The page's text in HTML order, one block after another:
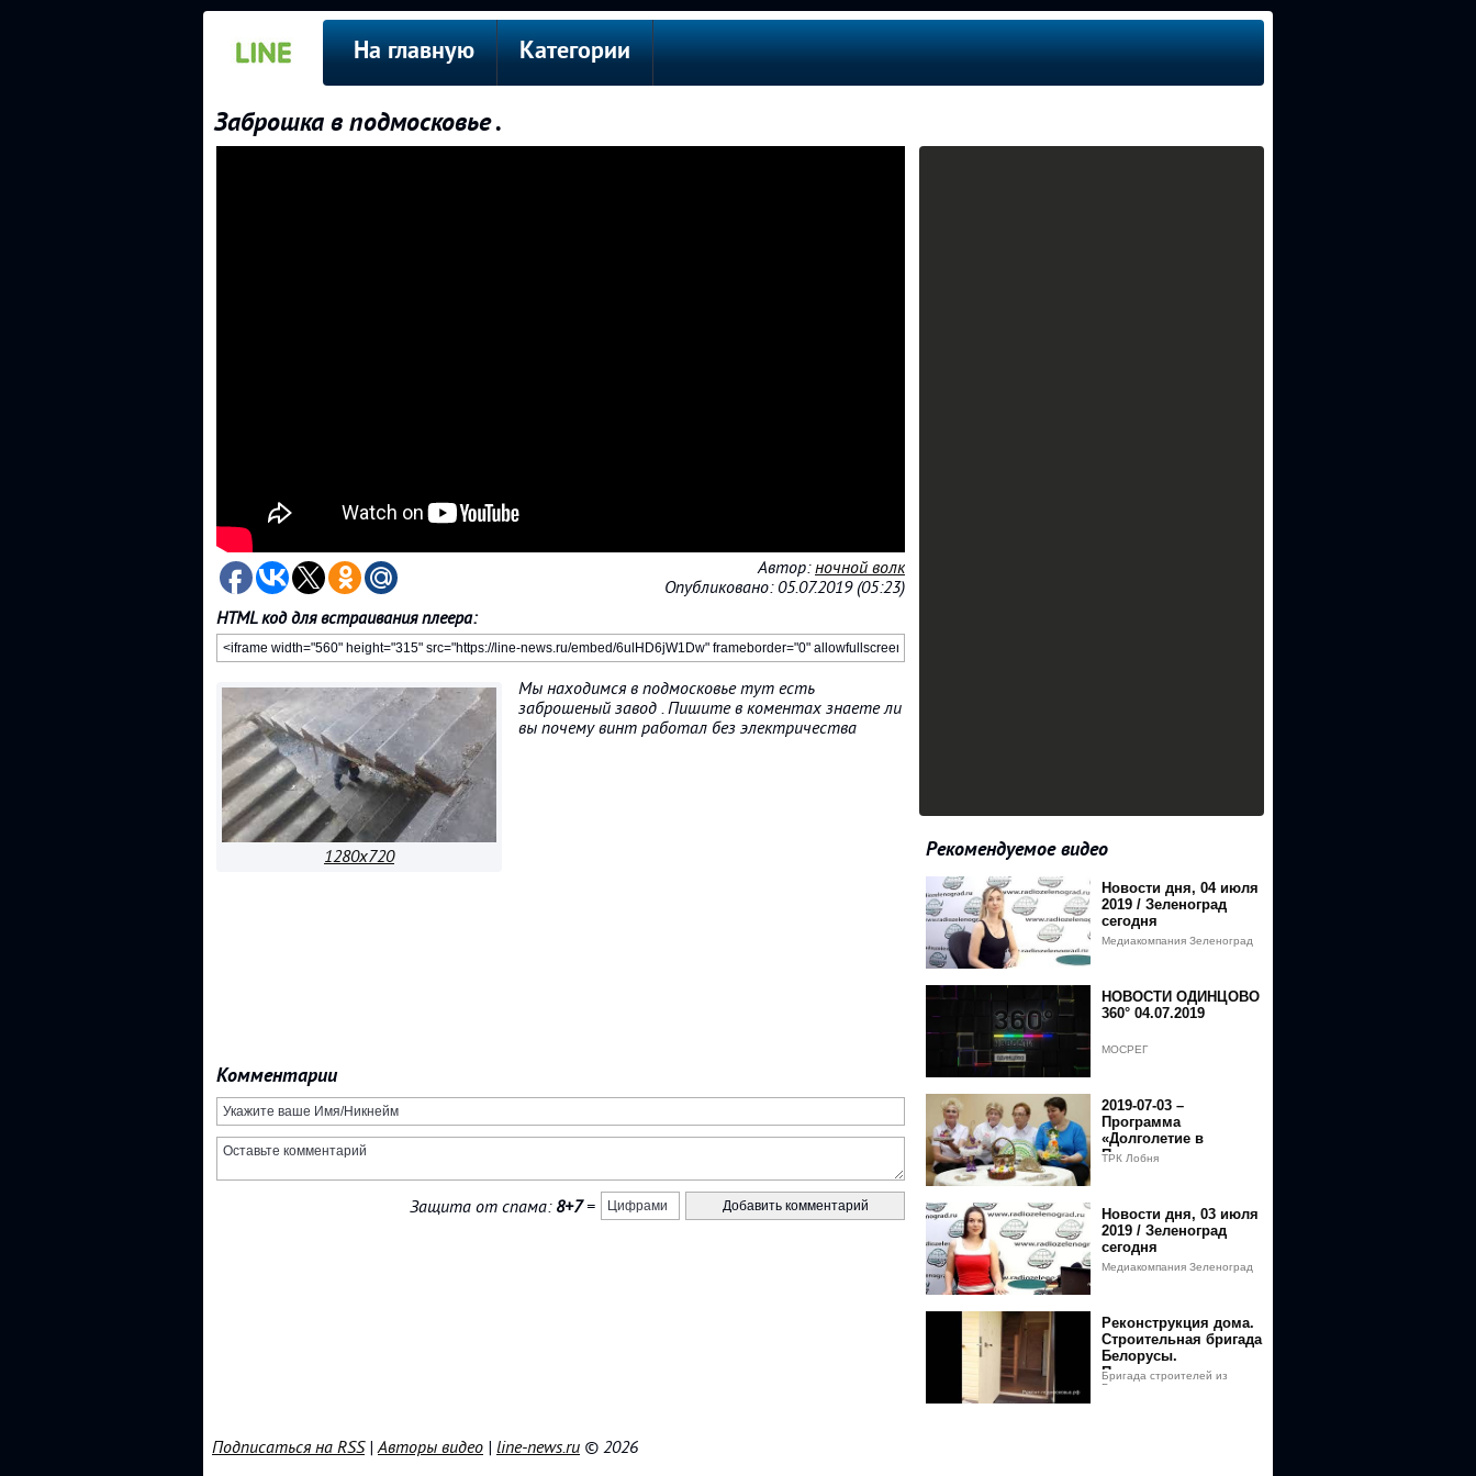
На главную Категории
Заброшка в подмосковье .
Автор:ночной волк
Опубликовано: 05.07.2019 (05:23)
HTML код для встраивания плеера:
1280x720
Мы находимся в подмосковье тут есть
заброшеный завод . Пишите в коментах знаете ли
вы почему винт работал без электричества
Комментарии
Защита от спама: 8+7=
Рекомендуемое видео
Новости дня, 04 июля
2019 / Зеленоград
сегодня
Медиакомпания Зеленоград
НОВОСТИ ОДИНЦОВО
360° 04.07.2019
МОСРЕГ
2019-07-03 –
Программа
«Долголетие в
Подмосковье».
ТРК Лобня
Новости дня, 03 июля
2019 / Зеленоград
сегодня
Медиакомпания Зеленоград
Реконструкция дома.
Строительная бригада
Белорусы.
Подмосковье.
Московская область.
Бригада строителей из
Белоруссии
Подписаться на RSS|Авторы видео | line-news.ru © 2026